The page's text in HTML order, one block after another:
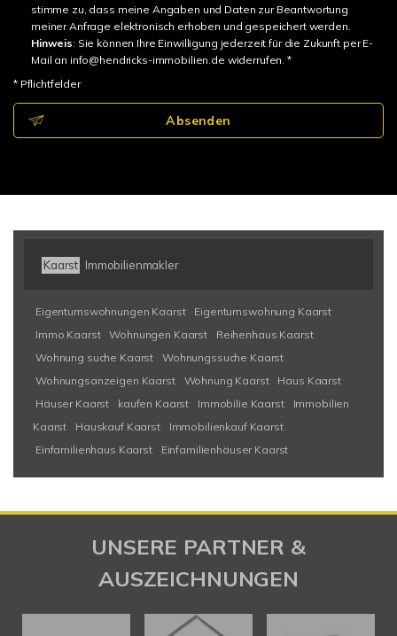
stimme zu, dass meine Angaben und Daten zur Beantwortung
meiner Anfrage elektronisch erhoben und gespeichert werden.
Hinweis: Sie können Ihre Einwilligung jederzeit für die Zukunft per E-
Mail an info@hendricks-immobilien.de widerrufen. *
* Pflichtfelder
Absenden
Kaarst Immobilienmakler
Eigentumswohnungen Kaarst
Eigentumswohnung Kaarst
Immo Kaarst
Wohnungen Kaarst
Reihenhaus Kaarst
Wohnung suche Kaarst
Wohnungssuche Kaarst
Wohnungsanzeigen Kaarst
Wohnung Kaarst
Haus Kaarst
Häuser Kaarst
kaufen Kaarst Immobilie Kaarst
Immobilien
Kaarst
Hauskauf Kaarst
Immobilienkauf Kaarst
Einfamilienhaus Kaarst
Einfamilienhäuser Kaarst
UNSERE PARTNER &
AUSZEICHNUNGEN